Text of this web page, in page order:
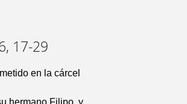
17-29
en la cárcel
hermano Filipo, y